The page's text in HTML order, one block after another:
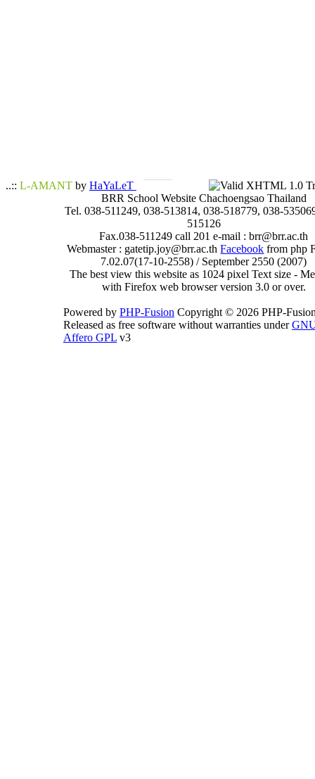
..:: L-AMANT by HaYaLeT
BRR School Website Chachoengsao Thailand
Tel. 038-511249, 038-513814, 038-518779, 038-
515126
Fax.038-511249 call 201 e-mail : brr@brr.ac.th
Webmaster : gatetip.joy@brr.ac.thFacebook from php
7.02.07(17-10-2558) / September 2550 (2007)
The best view this website as 1024 pixel Text size -
with Firefox web browser version 3.0 or over.
Powered by PHP-Fusion Copyright © 2026 PHP-
Released as free software without warranties under
Affero GPL v3